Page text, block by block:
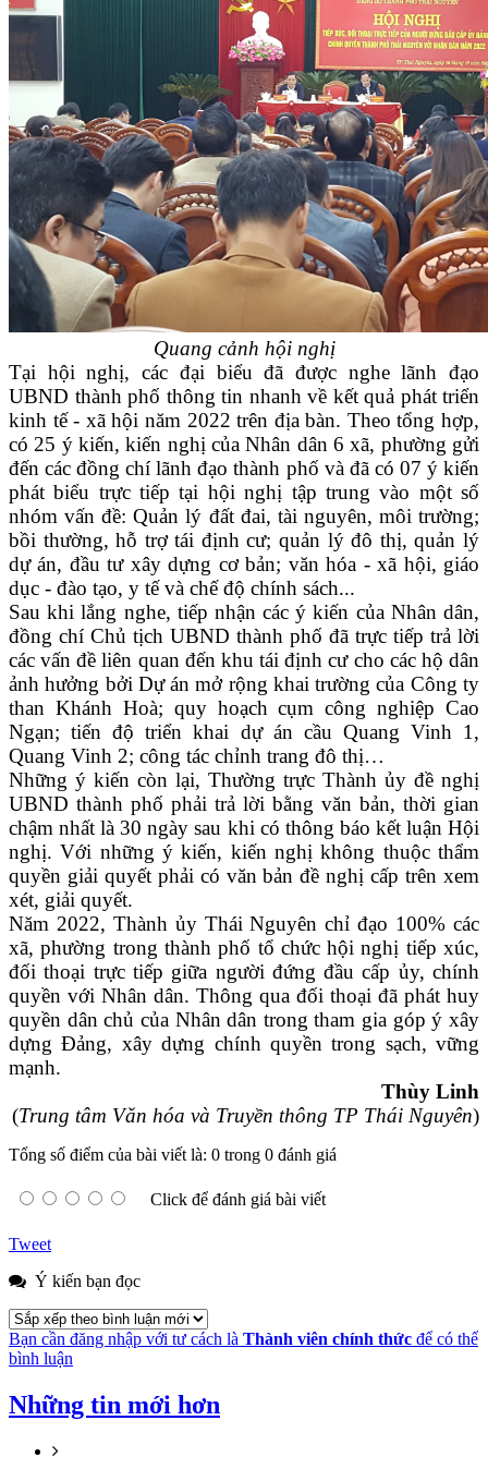
Quang cảnh hội nghị
Tại hội nghị, các đại biểu đã được nghe lãnh đạo
UBND thành phố thông tin nhanh về kết quả phát triển
kinh tế - xã hội năm 2022 trên địa bàn. Theo tổng hợp,
có 25 ý kiến, kiến nghị của Nhân dân 6 xã, phường gửi
đến các đồng chí lãnh đạo thành phố và đã có 07 ý kiến
phát biểu trực tiếp tại hội nghị tập trung vào một số
nhóm vấn đề: Quản lý đất đai, tài nguyên, môi trường;
bồi thường, hỗ trợ tái định cư; quản lý đô thị, quản lý
dự án, đầu tư xây dựng cơ bản; văn hóa - xã hội, giáo
dục - đào tạo, y tế và chế độ chính sách...
Sau khi lắng nghe, tiếp nhận các ý kiến của Nhân dân,
đồng chí Chủ tịch UBND thành phố đã trực tiếp trả lời
các vấn đề liên quan đến khu tái định cư cho các hộ dân
ảnh hưởng bởi Dự án mở rộng khai trường của Công ty
than Khánh Hoà; quy hoạch cụm công nghiệp Cao
Ngạn; tiến độ triển khai dự án cầu Quang Vinh 1,
Quang Vinh 2; công tác chỉnh trang đô thị…
Những ý kiến còn lại, Thường trực Thành ủy đề nghị
UBND thành phố phải trả lời bằng văn bản, thời gian
chậm nhất là 30 ngày sau khi có thông báo kết luận Hội
nghị. Với những ý kiến, kiến nghị không thuộc thẩm
quyền giải quyết phải có văn bản đề nghị cấp trên xem
xét, giải quyết.
Năm 2022, Thành ủy Thái Nguyên chỉ đạo 100% các
xã, phường trong thành phố tổ chức hội nghị tiếp xúc,
đối thoại trực tiếp giữa người đứng đầu cấp ủy, chính
quyền với Nhân dân. Thông qua đối thoại đã phát huy
quyền dân chủ của Nhân dân trong tham gia góp ý xây
dựng Đảng, xây dựng chính quyền trong sạch, vững
mạnh.
Thùy Linh
(Trung tâm Văn hóa và Truyền thông TP Thái Nguyên)
Tổng số điểm của bài viết là: 0 trong 0 đánh giá
Click để đánh giá bài viết
Tweet
Ý kiến bạn đọc
Bạn cần đăng nhập với tư cách là Thành viên chính thức để có thể
bình luận
Những tin mới hơn